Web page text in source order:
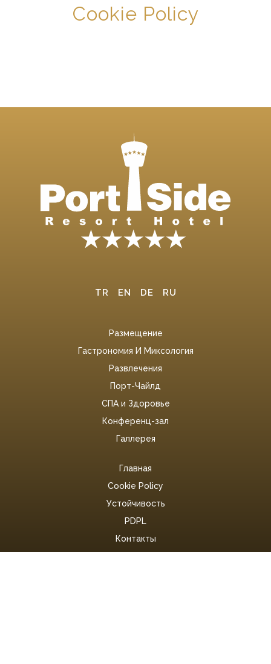
Cookie Policy
TR EN DE RU
Размещение
Гастрономия И Миксология
Развлечения
Порт-Чайлд
СПА и Здоровье
Конференц-зал
Галлерея
Главная
Cookie Policy
Устойчивость
PDPL
Контакты